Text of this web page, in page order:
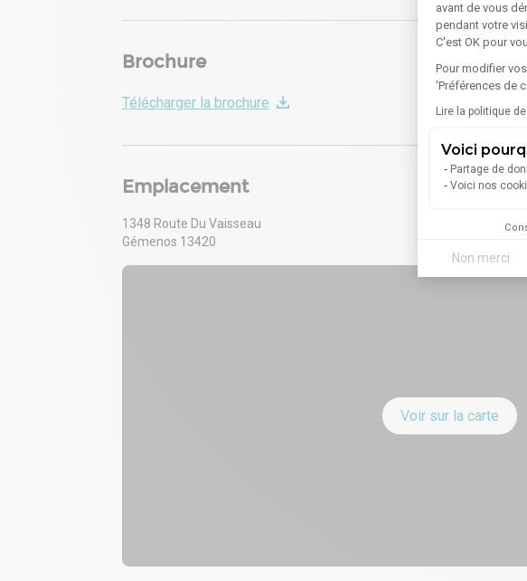
avant de vous
pendant votre
C'est OK pour
Pour modifier
'Préférences de
Lire la politique
Voici
Partage de
Voici nos
Non merci
Brochure
Télécharger la brochure
Emplacement
1348 Route Du Vaisseau
Gémenos 13420
Voir sur la carte